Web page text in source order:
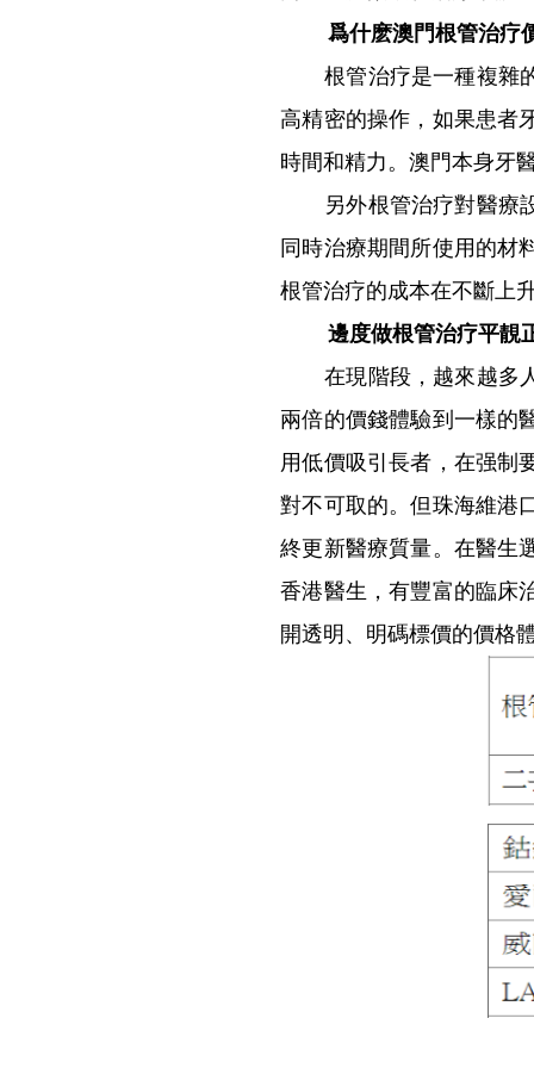
爲什麽澳門根管治疗
根管治疗是一種複雜
高精密的操作，如果患者
時間和精力。澳門本身牙
另外根管治疗對醫療
同時治療期間所使用的材
根管治疗的成本在不斷上
邊度做根管治疗平靚
在現階段，越來越多
兩倍的價錢體驗到一樣的
用低價吸引長者，在强制
對不可取的。但珠海維港
終更新醫療質量。在醫生
香港醫生，有豐富的臨床
開透明、明碼標價的價格